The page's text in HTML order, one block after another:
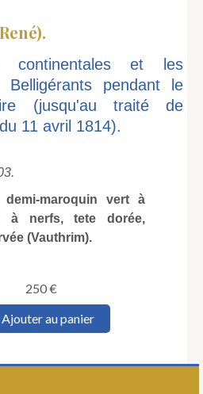
continentales et les
Belligérants pendant le
(jusqu'au traité de
11 avril 1814).
maroquin vert à
à nerfs, tete dorée,
(Vauthrim).
250€
Ajouter au panier